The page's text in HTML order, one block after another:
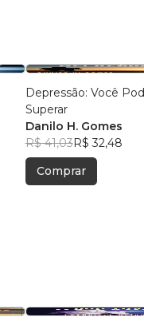
Depressão: Você
Superar
Danilo H. Gomes
R$ 41,03R$ 32,48
Comprar